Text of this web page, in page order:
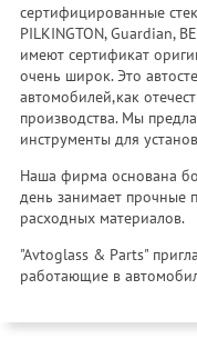
сертифицированные
PILKINGTON, Guardian,
имеют сертификат
очень широк. Это
автомобилей,как
производства. Мы
инструменты для
Наша фирма основана
день занимает прочные
расходных материалов.
"Avtoglass & Parts"
работающие в